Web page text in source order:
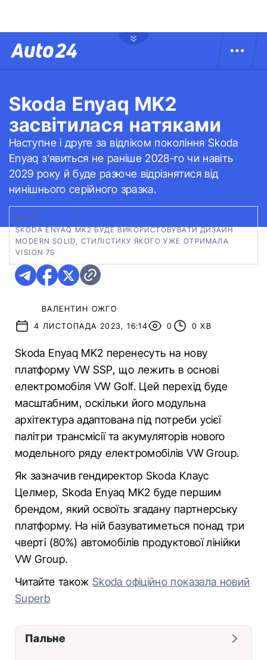
Skoda Enyaq MK2
засвітилася натяками
Наступне і друге за відліком покоління Skoda
Enyaq з’явиться не раніше 2028-го чи навіть
2029 року й буде разюче відрізнятися від
нинішнього серійного зразка.
ФОТО:
SKODA ENYAQ MK2 БУДЕ ВИКОРИСТОВУВАТИ ДИЗАЙН
MODERN SOLID, СТИЛІСТИКУ ЯКОГО УЖЕ ОТРИМАЛА
VISION 7S
ВАЛЕНТИН ОЖГО
4 ЛИСТОПАДА 2023, 16:14
0 0 ХВ
Skoda Enyaq MK2 перенесуть на нову
платформу VW SSP, що лежить в основі
електромобіля VW Golf. Цей перехід буде
масштабним, оскільки його модульна
архітектура адаптована під потреби усієї
палітри трансмісії та акумуляторів нового
модельного ряду електромобілів VW Group.
Як зазначив гендиректор Skoda Клаус
Целмер, Skoda Enyaq MK2 буде першим
брендом, який освоїть згадану партнерську
платформу. На ній базуватиметься понад три
чверті (80%) автомобілів продуктової лінійки
VW Group.
Читайте такожSkoda офіційно показала новий
Superb
Пальне